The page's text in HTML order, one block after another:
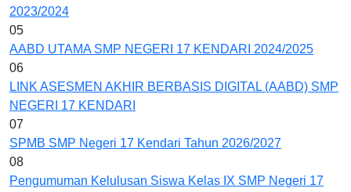
2023/2024
05
AABD UTAMA SMP NEGERI 17 KENDARI 2024/2025
06
LINK ASESMEN AKHIR BERBASIS DIGITAL (AABD) SMP
NEGERI 17 KENDARI
07
SPMB SMP Negeri 17 Kendari Tahun 2026/2027
08
Pengumuman Kelulusan Siswa Kelas IX SMP Negeri 17